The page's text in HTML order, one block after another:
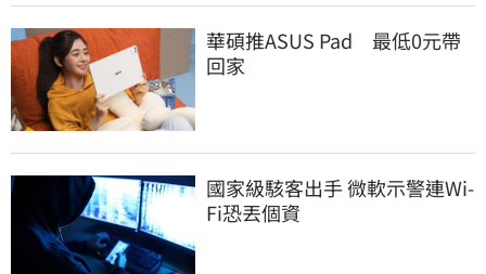
華碩推ASUS Pad　最低0元帶
回家
國家級駭客出手 微軟示警連Wi-
Fi恐丟個資